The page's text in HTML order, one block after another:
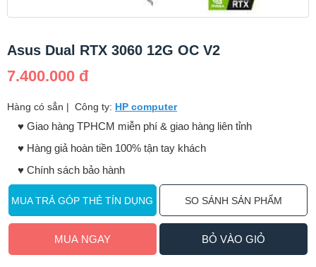
Asus Dual RTX 3060 12G OC V2
7.400.000 đ
Hàng có sẳn | Công ty: HP computer
♥️ Giao hàng TPHCM miễn phí & giao hàng liên tỉnh
♥️ Hàng giả hoàn tiền 100% tận tay khách
♥️ Chính sách bảo hành
MUA TRẢ GÓP THẺ TÍN DỤNG SO SÁNH SẢN PHẨM
MUA NGAY BỎ VÀO GIỎ